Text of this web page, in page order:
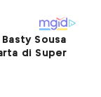
Basty Sousa
di Super